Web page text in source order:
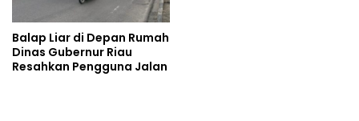
Balap Liar di Depan Rumah
Dinas Gubernur Riau
Resahkan Pengguna Jalan